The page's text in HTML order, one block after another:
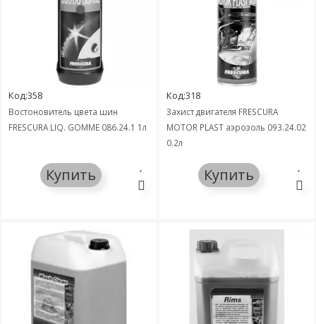
Код:358
Востоновитель цвета шин
FRESCURA LIQ. GOMME 086.24.1 1л
Купить
Код:318
Захист двигателя FRESCURA
MOTOR PLAST аэрозоль 093.24.02
0,2л
Купить